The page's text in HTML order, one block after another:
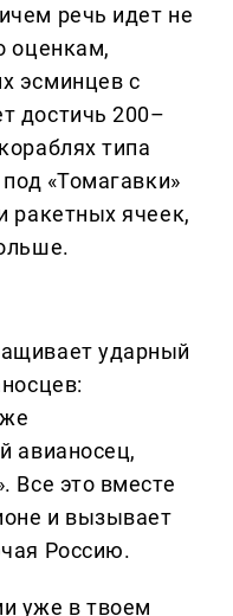
речь идет не
оценкам,
эсминцев с
достичь 200–
типа
«Томагавки»
ракетных ячеек,
ударный
авианосец,
Все это вместе
и вызывает
Россию.
уже в твоем